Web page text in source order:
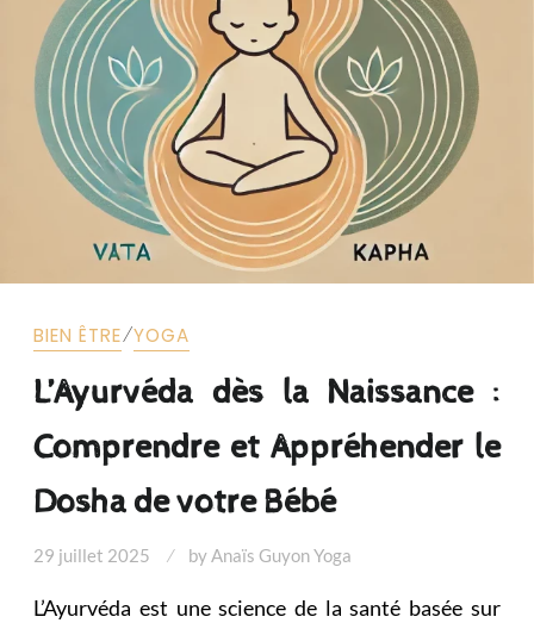
BIEN ÊTRE⁄YOGA
L’Ayurvéda dès la Naissance :
Comprendre et Appréhender le
Dosha de votre Bébé
29 juillet 2025 byAnaïs Guyon Yoga
L’Ayurvéda est une science de la santé basée sur